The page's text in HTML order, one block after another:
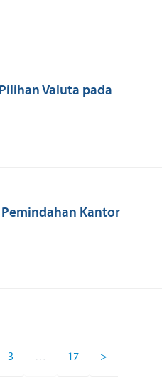
Valuta pada
Kantor
3 … 17 >